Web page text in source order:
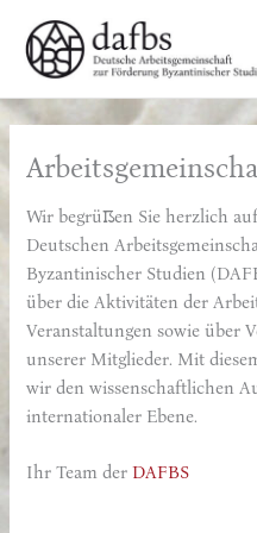
Inhalt
springen
Wir begrüßen Sie herzlich
Deutschen
Byzantinischer Studien
über die Aktivitäten der
Veranstaltungen sowie über
unserer Mitglieder. Mit
wir den wissenschaftlichen
internationaler Ebene.
Ihr Team derDAFBS